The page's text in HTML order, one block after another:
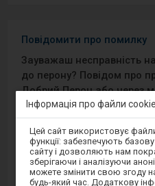
Повідомити про помилку
Зауважаш несправність
до перону? Повідом про
Добрий Перон або через
Android/iOS.
Sprawny
Google
Інформація про файли cookie
Увага,
ви
перебуваєте
модальному
вікні.
Цей сайт використовує
функції: забезпечують
сайту і дозволяють нам
зберігаючи і аналізуючи
можете змінити свою згоду
будь-який час. Додаткову